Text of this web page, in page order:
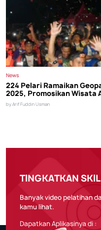
News
224 Pelari Ramaikan
2025, Promosikan Wisata
by Arif Fuddin Usman
TINGKATKAN
Banyak video pelatihan
kamu lihat.
Dapatkan Aplikasinya di :